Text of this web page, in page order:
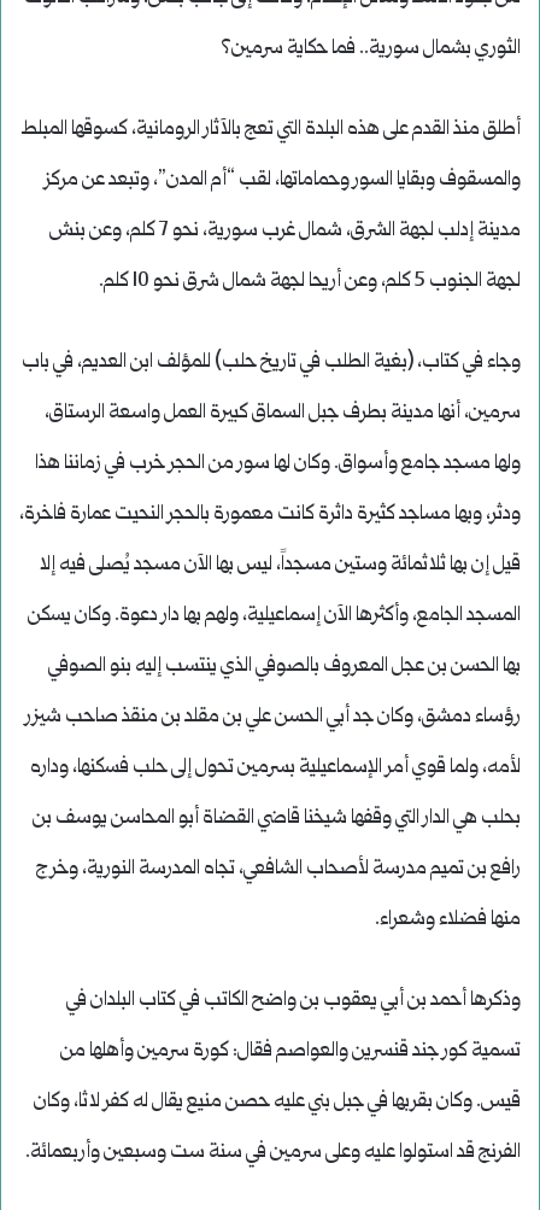
الثوري بشمال سورية.. فما حكاية سرمين؟
أطلق منذ القدم على هذه البلدة التي تعج بالآثار الرومانية، كسوقها المبلط
والمسقوف وبقايا السور وحماماتها، لقب “أم المدن”، وتبعد عن مركز
مدينة إدلب لجهة الشرق، شمال غرب سورية، نحو 7 كلم، وعن بنش
لجهة الجنوب 5 كلم، وعن أريحا لجهة شمال شرق نحو 10 كلم.
وجاء في كتاب، (بغية الطلب في تاريخ حلب) للمؤلف ابن العديم، في باب
سرمين، أنها مدينة بطرف جبل السماق كبيرة العمل واسعة الرستاق،
ولها مسجد جامع وأسواق. وكان لها سور من الحجر خرب في زماننا هذا
ودثر، وبها مساجد كثيرة داثرة كانت معمورة بالحجر النحيت عمارة فاخرة،
قيل إن بها ثلاثمائة وستين مسجداً، ليس بها الآن مسجد يُصلى فيه إلا
المسجد الجامع، وأكثرها الآن إسماعيلية، ولهم بها دار دعوة. وكان يسكن
بها الحسن بن عجل المعروف بالصوفي الذي ينتسب إليه بنو الصوفي
رؤساء دمشق، وكان جد أبي الحسن علي بن مقلد بن منقذ صاحب شيزر
لأمه، ولما قوي أمر الإسماعيلية بسرمين تحول إلى حلب فسكنها، وداره
بحلب هي الدار التي وقفها شيخنا قاضي القضاة أبو المحاسن يوسف بن
رافع بن تميم مدرسة لأصحاب الشافعي، تجاه المدرسة النورية، وخرج
منها فضلاء وشعراء.
وذكرها أحمد بن أبي يعقوب بن واضح الكاتب في كتاب البلدان في
تسمية كور جند قنسرين والعواصم فقال: كورة سرمين وأهلها من
قيس. وكان بقربها في جبل بني عليه حصن منيع يقال له كفر لاثا، وكان
الفرنج قد استولوا عليه وعلى سرمين في سنة ست وسبعين وأربعمائة.